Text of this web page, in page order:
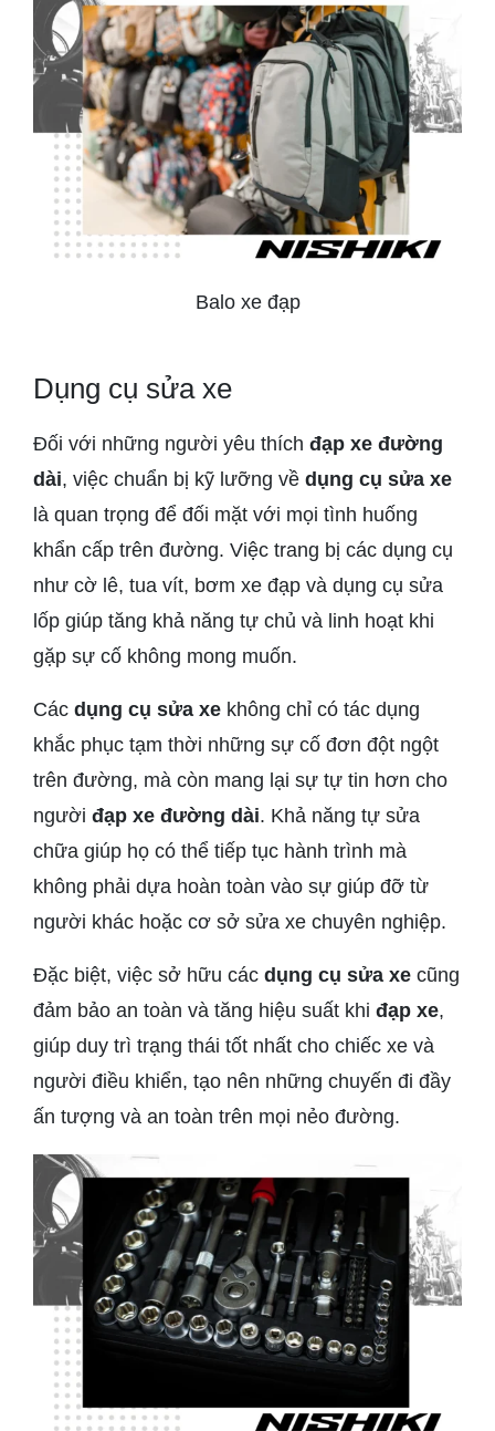
Balo xe đạp
Dụng cụ sửa xe
Đối với những người yêu thích đạp xe đường
dài, việc chuẩn bị kỹ lưỡng về dụng cụ sửa xe
là quan trọng để đối mặt với mọi tình huống
khẩn cấp trên đường. Việc trang bị các dụng cụ
như cờ lê, tua vít, bơm xe đạp và dụng cụ sửa
lốp giúp tăng khả năng tự chủ và linh hoạt khi
gặp sự cố không mong muốn.
Các dụng cụ sửa xe không chỉ có tác dụng
khắc phục tạm thời những sự cố đơn đột ngột
trên đường, mà còn mang lại sự tự tin hơn cho
người đạp xe đường dài. Khả năng tự sửa
chữa giúp họ có thể tiếp tục hành trình mà
không phải dựa hoàn toàn vào sự giúp đỡ từ
người khác hoặc cơ sở sửa xe chuyên nghiệp.
Đặc biệt, việc sở hữu các dụng cụ sửa xe cũng
đảm bảo an toàn và tăng hiệu suất khi đạp xe,
giúp duy trì trạng thái tốt nhất cho chiếc xe và
người điều khiển, tạo nên những chuyến đi đầy
ấn tượng và an toàn trên mọi nẻo đường.